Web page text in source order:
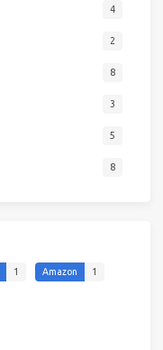
4
2
8
3
5
8
1 Amazon 1